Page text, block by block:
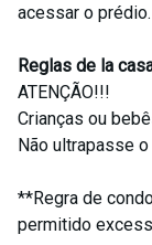
acessar o prédio.
Reglas de la
ATENÇÃO!!!
Crianças ou
Não ultrapasse
**Regra de
permitido